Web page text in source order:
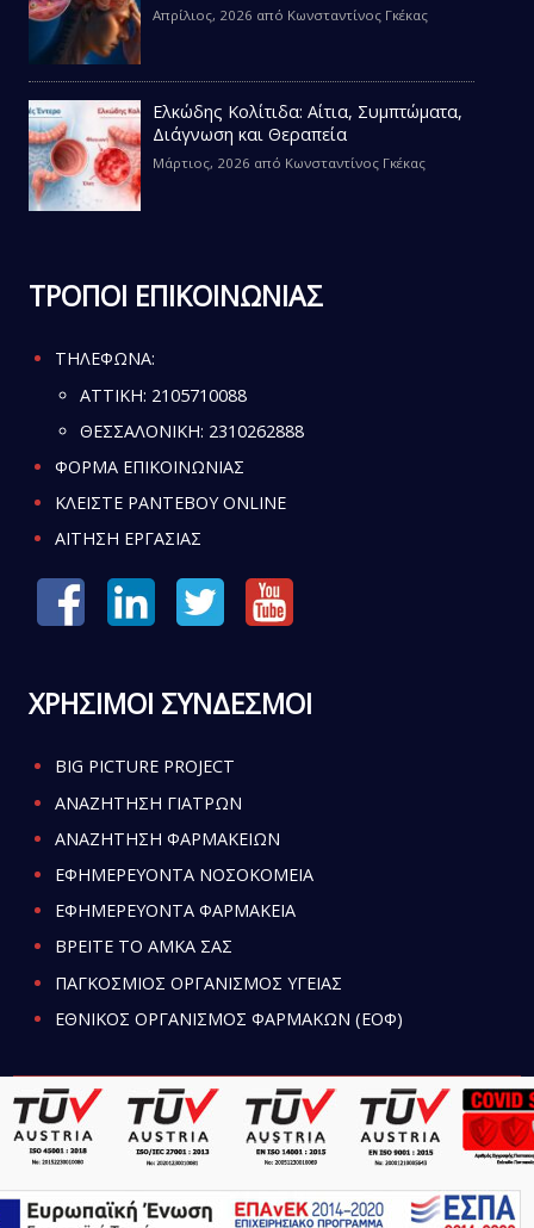
Απρίλιος, 2026 από Κωνσταντίνος Γκέκας
Ελκώδης Κολίτιδα: Αίτια, Συμπτώματα,
Διάγνωση και Θεραπεία
Μάρτιος, 2026 από Κωνσταντίνος Γκέκας
ΤΡΟΠΟΙ ΕΠΙΚΟΙΝΩΝΙΑΣ
ΤΗΛΕΦΩΝΑ:
ATTIKH: 2105710088
ΘΕΣΣΑΛΟΝΙΚΗ: 2310262888
ΦΟΡΜΑ ΕΠΙΚΟΙΝΩΝΙΑΣ
ΚΛΕΙΣΤΕ ΡΑΝΤΕΒΟΥ ONLINE
ΑΙΤΗΣΗ ΕΡΓΑΣΙΑΣ
ΧΡΗΣΙΜΟΙ ΣΥΝΔΕΣΜΟΙ
BIG PICTURE PROJECT
ΑΝΑΖΗΤΗΣΗ ΓΙΑΤΡΩΝ
ΑΝΑΖΗΤΗΣΗ ΦΑΡΜΑΚΕΙΩΝ
ΕΦΗΜΕΡΕΥΟΝΤΑ ΝΟΣΟΚΟΜΕΙΑ
ΕΦΗΜΕΡΕΥΟΝΤΑ ΦΑΡΜΑΚΕΙΑ
ΒΡΕΙΤΕ ΤΟ ΑΜΚΑ ΣΑΣ
ΠΑΓΚΟΣΜΙΟΣ ΟΡΓΑΝΙΣΜΟΣ ΥΓΕΙΑΣ
ΕΘΝΙΚΟΣ ΟΡΓΑΝΙΣΜΟΣ ΦΑΡΜΑΚΩΝ (ΕΟΦ)